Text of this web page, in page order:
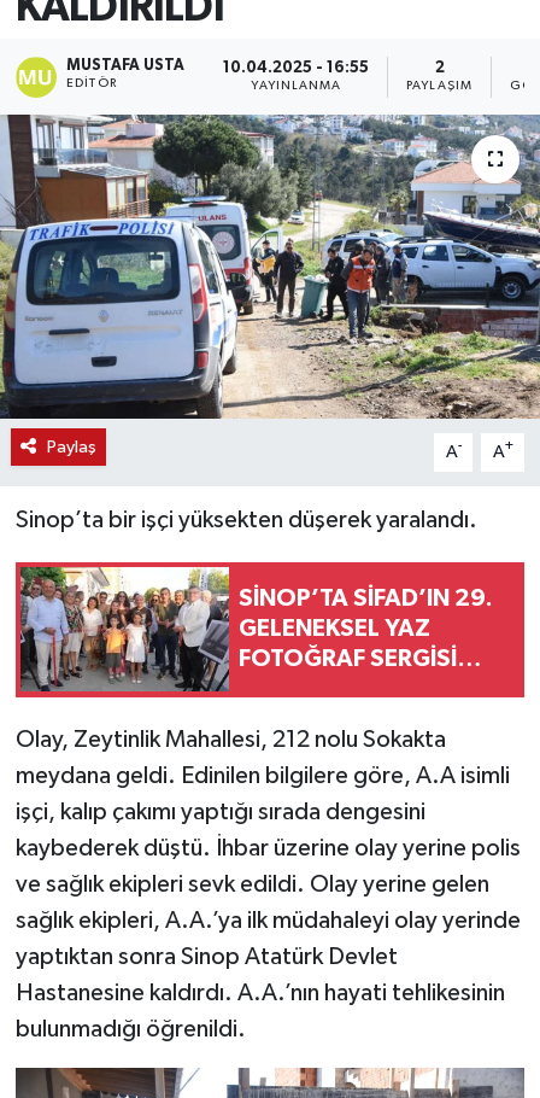
MUSTAFA USTA
EDITÖR
10.04.2025 - 16:55
YAYINLANMA
2
PAYLAŞIM
Paylaş A- A+
Sinop’ta bir işçi yüksekten düşerek yaralandı.
SİNOP’TA SİFAD’IN 29.
GELENEKSEL YAZ
FOTOĞRAF SERGİSİ
Olay, Zeytinlik Mahallesi, 212 nolu Sokakta
meydana geldi. Edinilen bilgilere göre, A.A isimli
işçi, kalıp çakımı yaptığı sırada dengesini
kaybederek düştü. İhbar üzerine olay yerine polis
ve sağlık ekipleri sevk edildi. Olay yerine gelen
sağlık ekipleri, A.A.’ya ilk müdahaleyi olay yerinde
yaptıktan sonra Sinop Atatürk Devlet
Hastanesine kaldırdı. A.A.’nın hayati tehlikesinin
bulunmadığı öğrenildi.